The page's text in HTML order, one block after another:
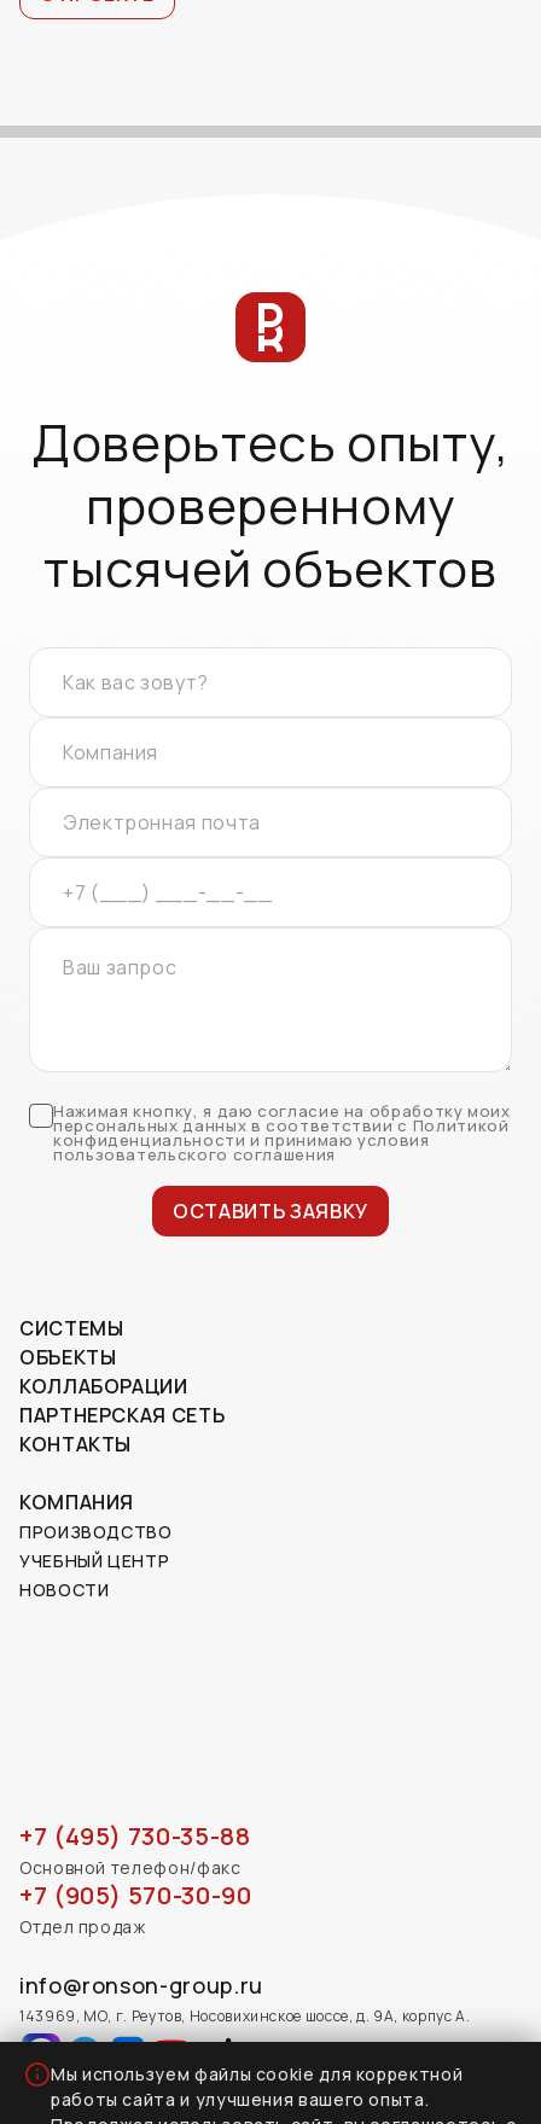
Доверьтесь опыту,
проверенному
тысячей объектов
Нажимая кнопку, я даю согласие на обработку моих
персональных данных в соответствии с Политикой
конфиденциальности и принимаю условия
пользовательского соглашения
ОСТАВИТЬ ЗАЯВКУ
СИСТЕМЫ
ОБЪЕКТЫ
КОЛЛАБОРАЦИИ
ПАРТНЕРСКАЯ СЕТЬ
КОНТАКТЫ
КОМПАНИЯ
ПРОИЗВОДСТВО
УЧЕБНЫЙ ЦЕНТР
НОВОСТИ
+7 (495) 730-35-88
Основной телефон/факс
+7 (905) 570-30-90
Отдел продаж
info@ronson-group.ru
143969, МО, г. Реутов, Носовихинское шоссе, д. 9А, корпус А.
Мы используем файлы cookie для корректной
работы сайта и улучшения вашего опыта.